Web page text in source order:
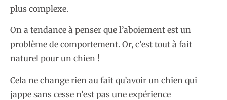
plus complexe.
On a tendance à penser que l’aboiement est un
problème de comportement. Or, c’est tout à fait
naturel pour un chien !
Cela ne change rien au fait qu’avoir un chien qui
jappe sans cesse n’est pas une expérience